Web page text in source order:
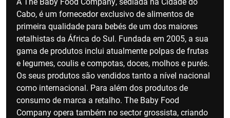
Cabo, é um fornecedor exclusivo de alimentos de
primeira qualidade para bebés de um dos maiores
retalhistas da África do Sul. Fundada em 2005, a sua
gama de produtos inclui atualmente polpas de frutas
e legumes, coulis e compotas, doces, molhos e purés.
Os seus produtos são vendidos tanto a nível nacional
como internacional. Para além dos produtos de
consumo de marca a retalho. The Baby Food
Company opera também no sector grossista, criando